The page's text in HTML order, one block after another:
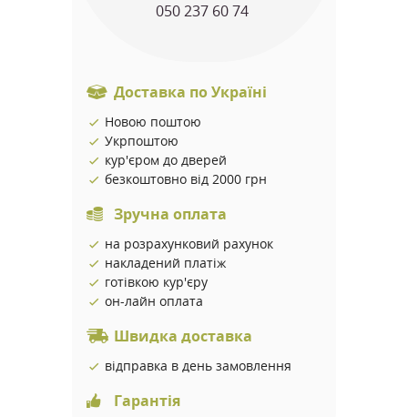
050 237 60 74
Доставка по Україні
Новою поштою
Укрпоштою
кур'єром до дверей
безкоштовно від 2000 грн
Зручна оплата
на розрахунковий рахунок
накладений платіж
готівкою кур'єру
он-лайн оплата
Швидка доставка
відправка в день замовлення
Гарантія